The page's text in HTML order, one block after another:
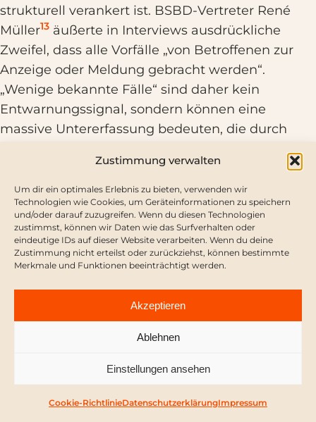
Zustimmung verwalten
Um dir ein optimales Erlebnis zu bieten, verwenden wir
Technologien wie Cookies, um Geräteinformationen zu speichern
und/oder darauf zuzugreifen. Wenn du diesen Technologien
zustimmst, können wir Daten wie das Surfverhalten oder
eindeutige IDs auf dieser Website verarbeiten. Wenn du deine
Zustimmung nicht erteilst oder zurückziehst, können bestimmte
Merkmale und Funktionen beeinträchtigt werden.
Akzeptieren
Ablehnen
Einstellungen ansehen
Cookie-RichtlinieDatenschutzerklärungImpressum
strukturell verankert ist. BSBD-Vertreter René
Müller13 äußerte in Interviews ausdrückliche
Zweifel, dass alle Vorfälle „von Betroffenen zur
Anzeige oder Meldung gebracht werden“.
„Wenige bekannte Fälle“ sind daher kein
Entwarnungssignal, sondern können eine
massive Untererfassung bedeuten, die durch
Dokumentationspflichten verstärkt wird. Der
Entwurf adressiert dies nicht ausreichend und
riskiert damit, dass reale Risiken bagatellisiert
werden.
7) Frauenhaft als Schutzarchitektur:
Retraumatisierung verhindern
männliche Gewalt, sexualisierte Übergriffe und
Schätzungen gehen von bis zu 80–92 %